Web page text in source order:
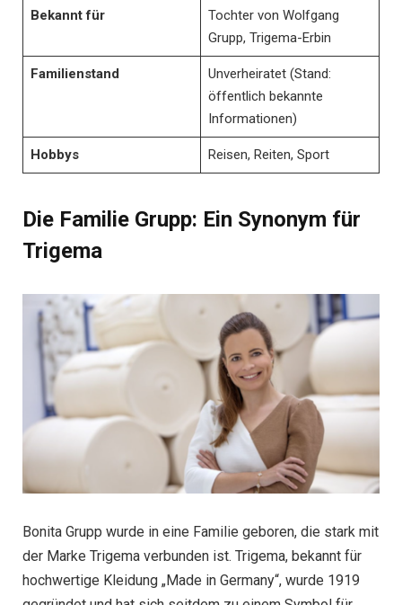
Bekannt für
Tochter von Wolfgang
Grupp, Trigema-Erbin
Familienstand
Unverheiratet (Stand:
öffentlich bekannte
Informationen)
Hobbys Reisen, Reiten, Sport
Die Familie Grupp: Ein Synonym für
Trigema
Bonita Grupp wurde in eine Familie geboren, die stark mit
der Marke Trigema verbunden ist. Trigema, bekannt für
hochwertige Kleidung „Made in Germany“, wurde 1919